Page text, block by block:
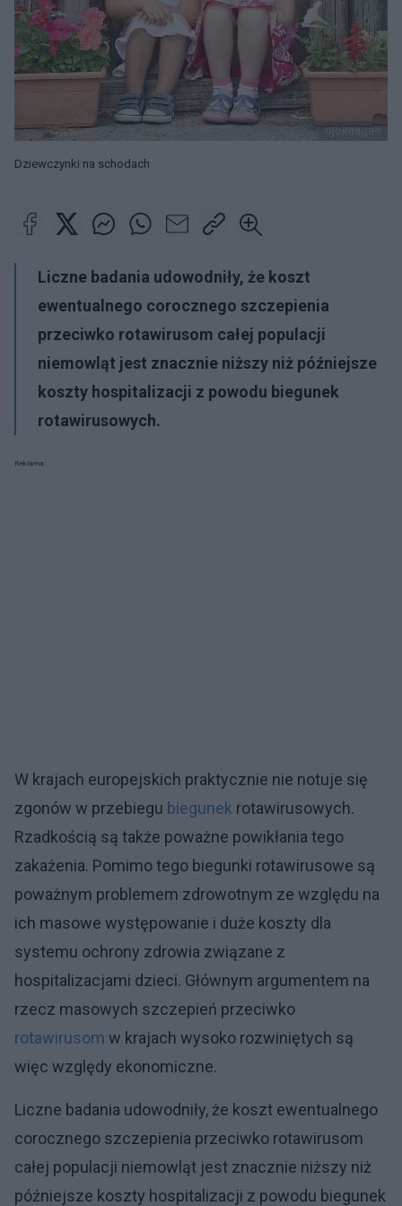
ojoimages
Dziewczynki na schodach
Liczne badania udowodniły, że koszt
ewentualnego corocznego szczepienia
przeciwko rotawirusom całej populacji
niemowląt jest znacznie niższy niż późniejsze
koszty hospitalizacji z powodu biegunek
rotawirusowych.
Reklama:
W krajach europejskich praktycznie nie notuje się
zgonów w przebiegu biegunek rotawirusowych.
Rzadkością są także poważne powikłania tego
zakażenia. Pomimo tego biegunki rotawirusowe są
poważnym problemem zdrowotnym ze względu na
ich masowe występowanie i duże koszty dla
systemu ochrony zdrowia związane z
hospitalizacjami dzieci. Głównym argumentem na
rzecz masowych szczepień przeciwko
rotawirusom w krajach wysoko rozwiniętych są
więc względy ekonomiczne.
Liczne badania udowodniły, że koszt ewentualnego
corocznego szczepienia przeciwko rotawirusom
całej populacji niemowląt jest znacznie niższy niż
późniejsze koszty hospitalizacji z powodu biegunek